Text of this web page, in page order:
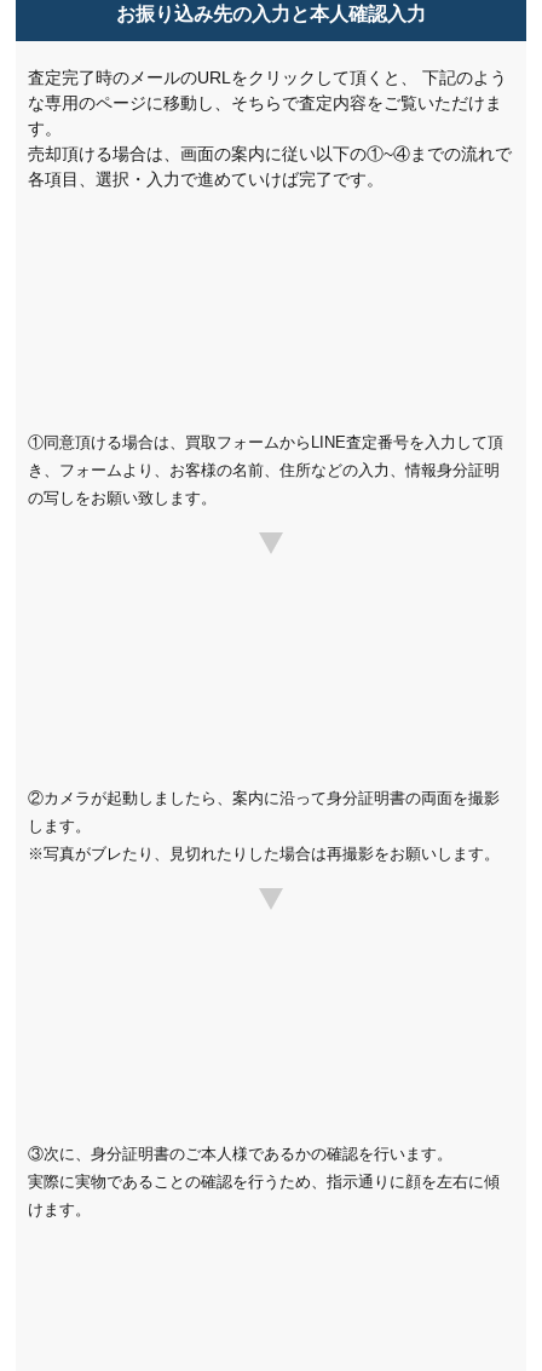
お振り込み先の入力と本人確認入力
査定完了時のメールのURLをクリックして頂くと、
下記のよう
な専用のページに移動し、そちらで査定内容をご覧いただけま
す。
売却頂ける場合は、画面の案内に従い以下の①~④までの流れで
各項目、選択・入力で進めていけば完了です。
①同意頂ける場合は、買取フォームからLINE査定番号を入力して頂
き、フォームより、お客様の名前、住所などの入力、情報身分証明
の写しをお願い致します。
②カメラが起動しましたら、案内に沿って身分証明書の両面を撮影
します。
※写真がブレたり、見切れたりした場合は再撮影をお願いします。
③次に、身分証明書のご本人様であるかの確認を行います。
実際に実物であることの確認を行うため、指示通りに顔を左右に傾
けます。